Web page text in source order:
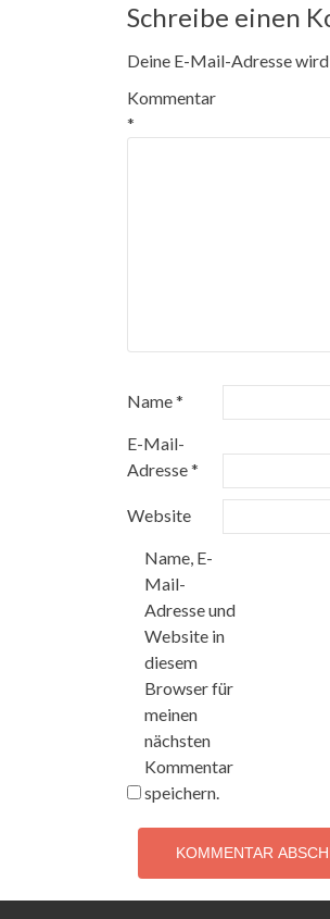
Schreibe einen
Deine E-Mail-Adresse
Kommentar
*
Name*
E-Mail-
Adresse*
Website
Name, E-
Mail-
Adresse und
Website in
diesem
Browser für
meinen
nächsten
Kommentar
speichern.